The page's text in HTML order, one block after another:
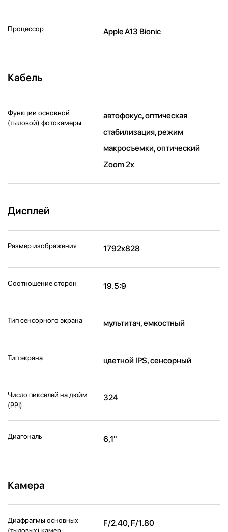
Процессор Apple A13 Bionic
Кабель
Функции основной
(тыловой) фотокамеры
автофокус, оптическая
стабилизация, режим
макросъемки, оптический
Zoom 2x
Дисплей
Размер изображения 1792x828
Соотношение сторон 19.5:9
Тип сенсорного экрана мультитач, емкостный
Тип экрана цветной IPS, сенсорный
Число пикселей на дюйм
(PPI)
324
Диагональ 6,1"
Камера
Диафрагмы основных
F/2.40, F/1.80